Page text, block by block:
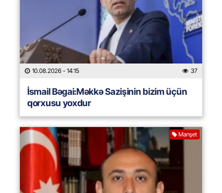
10.08.2026 - 14:15 37
İsmail Bəgai:Məkkə Sazişinin bizim üçün
qorxusu yoxdur
Manşet